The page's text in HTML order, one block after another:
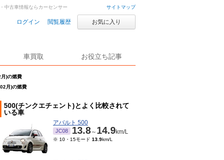
サイトマップ
ログイン 閲覧履歴 お気に入り
車買取 お役立ち記事
)の燃費
月)の燃費
中古車情報ならカーセンサー
500(チンクエチェント)とよく比較されて
いる車
アバルト 500
JC08 13.8～ 14.9km/L
※ 10・15モード 13.9km/L